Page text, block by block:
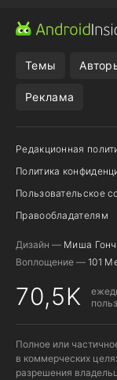
ПРИЛОЖЕНИЯ
Темы
Реклама
Редакционная
Политика
Пользовательское
Правообладателям
Дизайн — Миша
Воплощение — 101
70,5K
Полное или
в коммерческих
разрешения